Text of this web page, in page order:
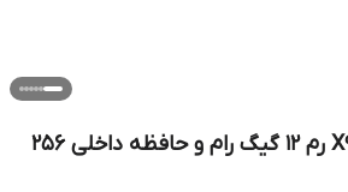
گوشی موبایل آنر X9C رم 12 گیگ رام و حافظه داخلی 256